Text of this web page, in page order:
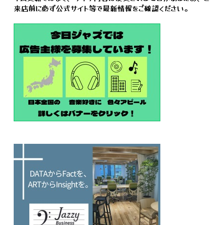
来店前に必ず公式サイト等で最新情報をご確認ください。